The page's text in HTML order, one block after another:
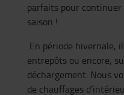
parfaits pour
saison !
En période hivernale,
entrepôts ou encore,
déchargement. Nous
de chauffages